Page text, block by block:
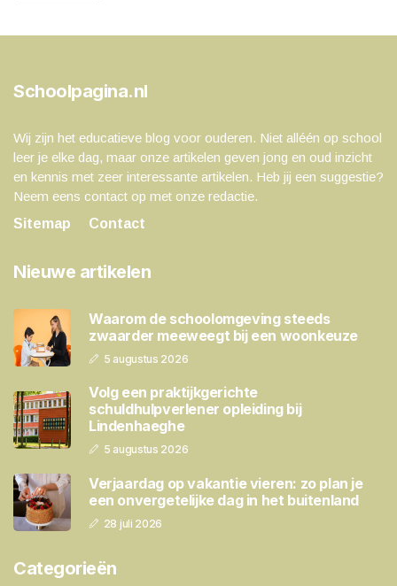
Schoolpagina.nl
Wij zijn het educatieve blog voor ouderen. Niet alléén op school
leer je elke dag, maar onze artikelen geven jong en oud inzicht
en kennis met zeer interessante artikelen. Heb jij een suggestie?
Neem eens contact op met onze redactie.
Sitemap
Contact
Nieuwe artikelen
Waarom de schoolomgeving steeds
zwaarder meeweegt bij een woonkeuze
5 augustus 2026
Volg een praktijkgerichte
schuldhulpverlener opleiding bij
Lindenhaeghe
5 augustus 2026
Verjaardag op vakantie vieren: zo plan je
een onvergetelijke dag in het buitenland
28 juli 2026
Categorieën